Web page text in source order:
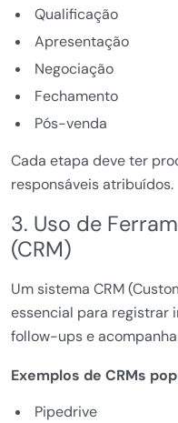
Qualificação
Apresentação
Negociação
Fechamento
Pós-venda
Cada etapa deve ter
responsáveis atribuídos.
3. Uso de
(CRM)
Um sistema CRM
essencial para registrar
follow-ups e
Exemplos de CRMs
Pipedrive